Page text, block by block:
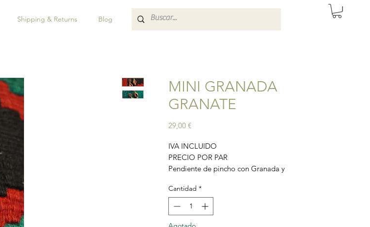
Shipping & Returns Blog JUANITAS DE SEVILLA
MINI GRANADA
GRANATE
29,00 €Precio
IVA INCLUIDO
PRECIO POR PAR
Pendiente de pincho con Granada y
en Estambul, Turquía.
Material: bronce con baño de oro.
Longitud: 3,5cm aprox.
Cantidad *